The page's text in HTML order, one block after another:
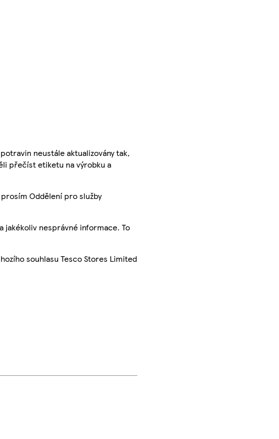
neustále aktualizovány tak,
přečíst etiketu na výrobku a
Oddělení pro služby
jakékoliv nesprávné informace. To
souhlasu Tesco Stores Limited